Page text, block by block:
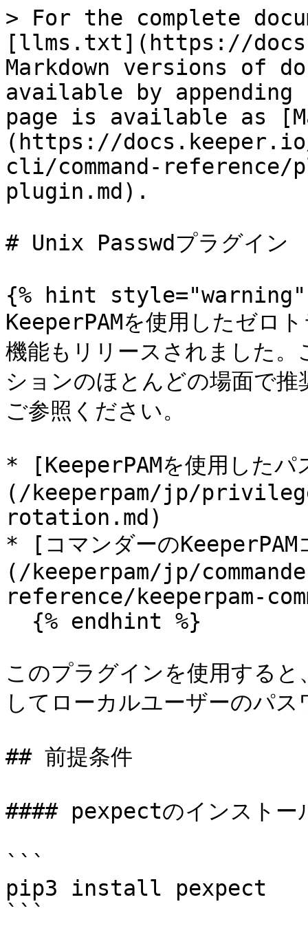
> For the complete
[llms.txt](https://
Markdown versions of
available by
page is available as
(https://docs.keeper.io/
cli/command-reference/
plugin.md).
# Unix Passwdプラグイン
{% hint style="warning"
KeeperPAMを使用したゼロ
機能もリリースされました
ションのほとんどの場面で
ご参照ください。
* [KeeperPAMを使用したパ
(/keeperpam/jp/
rotation.md)
* [コマンダーのKeeperPAM
(/keeperpam/jp/
reference/keeperpam-
このプラグインを使用する
してローカルユーザーのパ
## 前提条件
#### pexpectのインストー
```
pip3 install pexpect
```